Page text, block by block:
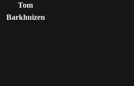
Tom
Barkhuizen